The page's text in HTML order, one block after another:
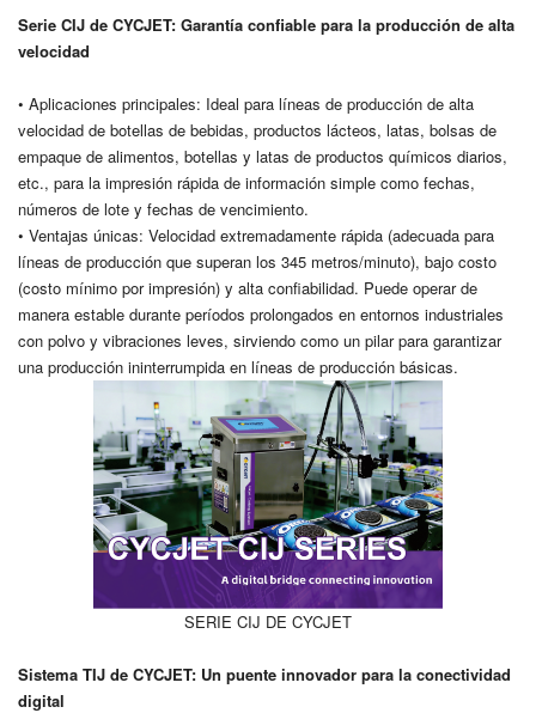
Serie CIJ de CYCJET: Garantía confiable para la producción de alta
velocidad
• Aplicaciones principales: Ideal para líneas de producción de alta
velocidad de botellas de bebidas, productos lácteos, latas, bolsas de
empaque de alimentos, botellas y latas de productos químicos diarios,
etc., para la impresión rápida de información simple como fechas,
números de lote y fechas de vencimiento.
• Ventajas únicas: Velocidad extremadamente rápida (adecuada para
líneas de producción que superan los 345 metros/minuto), bajo costo
(costo mínimo por impresión) y alta confiabilidad. Puede operar de
manera estable durante períodos prolongados en entornos industriales
con polvo y vibraciones leves, sirviendo como un pilar para garantizar
una producción ininterrumpida en líneas de producción básicas.
SERIE CIJ DE CYCJET
Sistema TIJ de CYCJET: Un puente innovador para la conectividad
digital